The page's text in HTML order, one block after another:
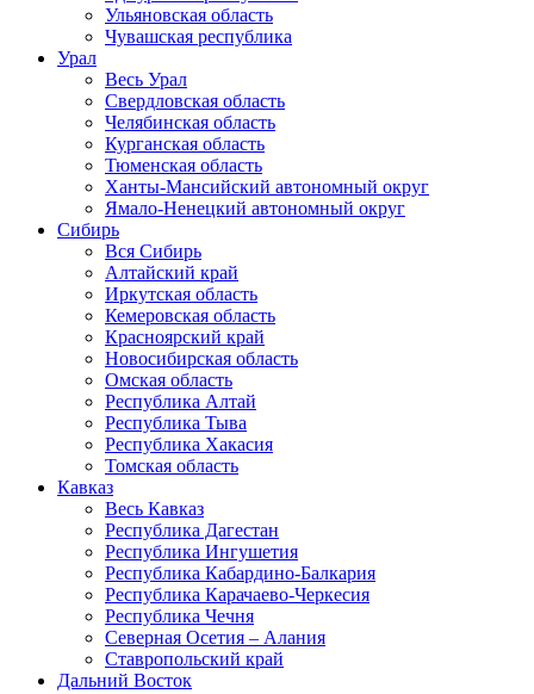
Ульяновская область
Чувашская республика
Урал
Весь Урал
Свердловская область
Челябинская область
Курганская область
Тюменская область
Ханты-Мансийский автономный округ
Ямало-Ненецкий автономный округ
Сибирь
Вся Сибирь
Алтайский край
Иркутская область
Кемеровская область
Красноярский край
Новосибирская область
Омская область
Республика Алтай
Республика Тыва
Республика Хакасия
Томская область
Кавказ
Весь Кавказ
Республика Дагестан
Республика Ингушетия
Республика Кабардино-Балкария
Республика Карачаево-Черкесия
Республика Чечня
Северная Осетия – Алания
Ставропольский край
Дальний Восток